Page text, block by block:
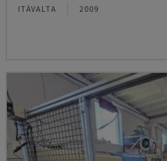
ITÄVALTA 2009